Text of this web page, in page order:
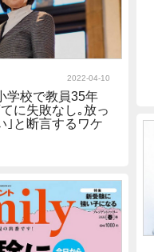
2022-04-10
学校で教員35年
に失敗なし｡放っ
｣と断言するワケ